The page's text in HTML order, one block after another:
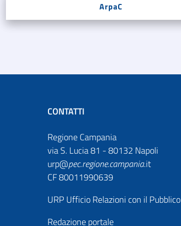
ArpaC
CONTATTI
Regione Campania
via S. Lucia 81 - 80132 Napoli
urp@pec.regione.campania.it
CF 80011990639
URP Ufficio Relazioni con il Pubblico
Redazione portale